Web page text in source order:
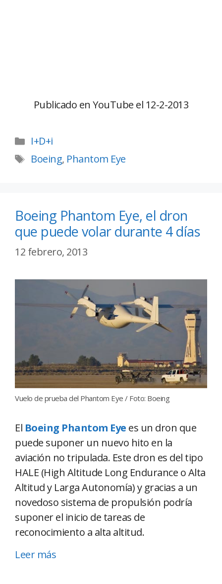
Publicado en YouTube el 12-2-2013
I+D+i
Boeing, Phantom Eye
Boeing Phantom Eye, el dron
que puede volar durante 4 días
12 febrero, 2013
Vuelo de prueba del Phantom Eye / Foto: Boeing
El Boeing Phantom Eye es un dron que
puede suponer un nuevo hito en la
aviación no tripulada. Este dron es del tipo
HALE (High Altitude Long Endurance o Alta
Altitud y Larga Autonomía) y gracias a un
novedoso sistema de propulsión podría
suponer el inicio de tareas de
reconocimiento a alta altitud.
Leer más